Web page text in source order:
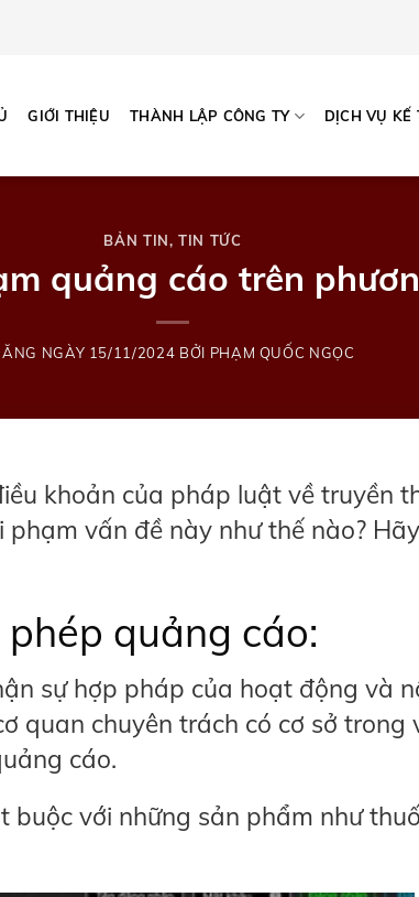
GIỚI THIỆU THÀNH LẬP CÔNG TY DỊCH VỤ KẾ
BẢN TIN,TIN TỨC
quảng cáo trên
NGÀY 15/11/2024 BỞI PHẠM QUỐC NGỌC
khoản của pháp luật về truyền
vấn đề này như thế nào? Hãy
quảng cáo:
sự hợp pháp của hoạt động và
quan chuyên trách có cơ sở trong
cáo.
buộc với những sản phẩm như